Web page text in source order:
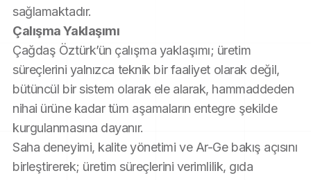
sağlamaktadır.
Çalışma Yaklaşımı
Çağdaş Öztürk’ün çalışma yaklaşımı; üretim
süreçlerini yalnızca teknik bir faaliyet olarak değil,
bütüncül bir sistem olarak ele alarak, hammaddeden
nihai ürüne kadar tüm aşamaların entegre şekilde
kurgulanmasına dayanır.
Saha deneyimi, kalite yönetimi ve Ar-Ge bakış açısını
birleştirerek; üretim süreçlerini verimlilik, gıda